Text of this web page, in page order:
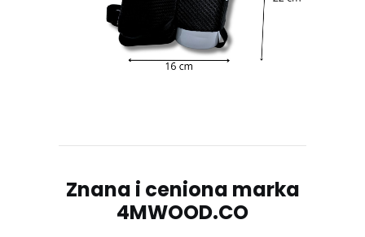
Znana i ceniona marka
4MWOOD.CO